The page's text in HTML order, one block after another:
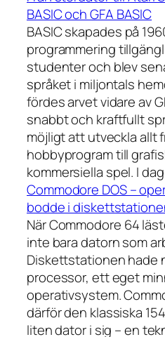
BASIC och GFA BASIC
BASIC skapades på
programmering
studenter och blev
språket i miljontals
fördes arvet vidare av
snabbt och kraftfullt
möjligt att utveckla allt
hobbyprogram till
kommersiella spel. I
Commodore DOS –
bodde i
När Commodore 64
inte bara datorn som
Diskettstationen hade
processor, ett eget
operativsystem.
därför den klassiska
liten dator i sig – en